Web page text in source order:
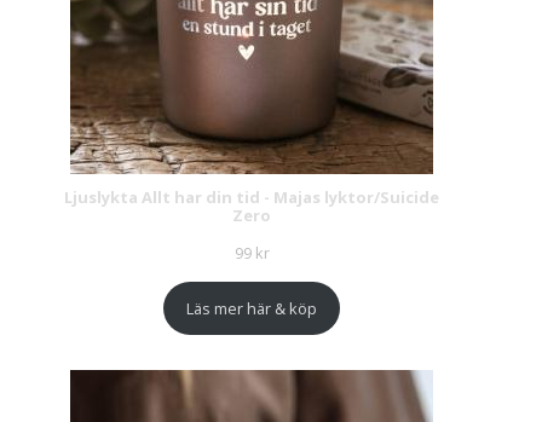
Ljuslykta Allt har din tid - Majas lyktor/Suicide
Zero
99 kr
Läs mer här & köp